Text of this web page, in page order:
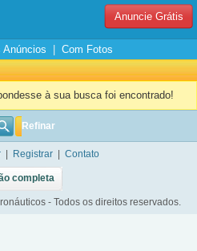
Anuncie Grátis
Anúncios
Com Fotos
à sua busca foi encontrado!
Refinar
Registrar Contato
completa
- Todos os direitos reservados.